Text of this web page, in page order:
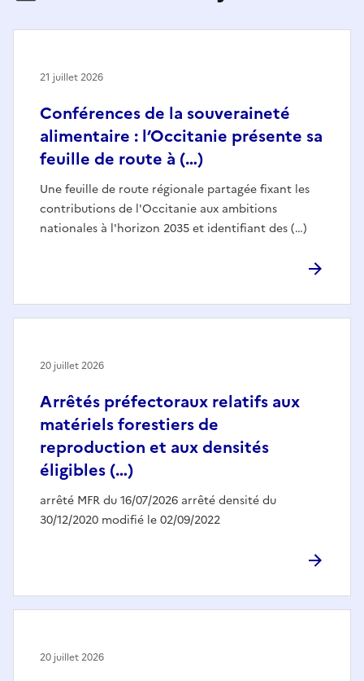
Conférences de la souveraineté
alimentaire : l’Occitanie présente sa
feuille de route à (…)
Une feuille de route régionale partagée fixant les
contributions de l'Occitanie aux ambitions
nationales à l'horizon 2035 et identifiant des (…)
21 juillet 2026
Arrêtés préfectoraux relatifs aux
matériels forestiers de
reproduction et aux densités
éligibles (…)
arrêté MFR du 16/07/2026 arrêté densité du
30/12/2020 modifié le 02/09/2022
20 juillet 2026
20 juillet 2026